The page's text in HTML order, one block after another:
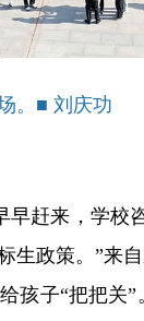
。■ 刘庆功
赶来，学校
生政策。”来
孩子“把把关”